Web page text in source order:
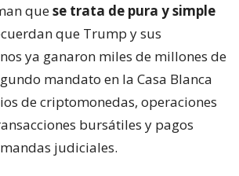
quese trata de pura y simple
que Trump y sus
ya ganaron miles de millones de
mandato en la Casa Blanca
de criptomonedas, operaciones
bursátiles y pagos
judiciales.